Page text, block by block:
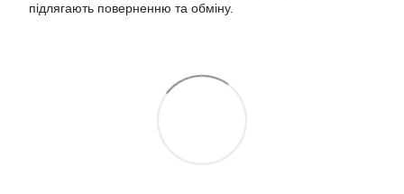
підлягають поверненню та обміну.